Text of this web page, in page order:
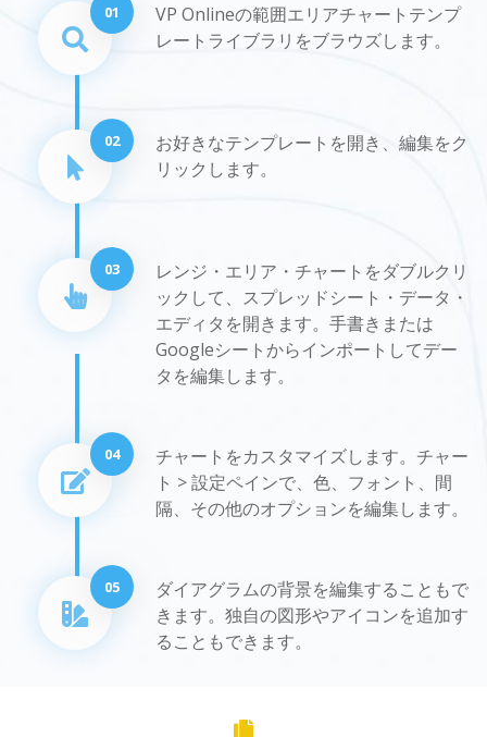
01
VP Onlineの範囲エリアチャートテンプ
レートライブラリをブラウズします。
02
お好きなテンプレートを開き、編集をク
リックします。
03
レンジ・エリア・チャートをダブルクリ
ックして、スプレッドシート・データ・
エディタを開きます。手書きまたは
Googleシートからインポートしてデー
タを編集します。
04
チャートをカスタマイズします。チャー
ト > 設定ペインで、色、フォント、間
隔、その他のオプションを編集します。
05
ダイアグラムの背景を編集することもで
きます。独自の図形やアイコンを追加す
ることもできます。